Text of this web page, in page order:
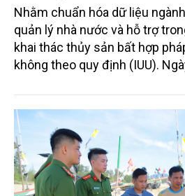
Nhằm chuẩn hóa dữ liệu
quản lý nhà nước và hỗ trợ
khai thác thủy sản bất hợp
không theo quy định (IUU).
trường) đã ra quyết định số
Quy chế quản lý, khai thác và
liệu lĩnh vực Thủy sản và Kiểm